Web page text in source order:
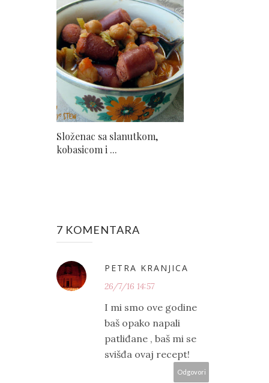
Složenac sa slanutkom,
kobasicom i ...
7 KOMENTARA
PETRA KRANJICA
26/7/16 14:57
I mi smo ove godine
baš opako napali
patliđane , baš mi se
svišđa ovaj recept!
Odgovori